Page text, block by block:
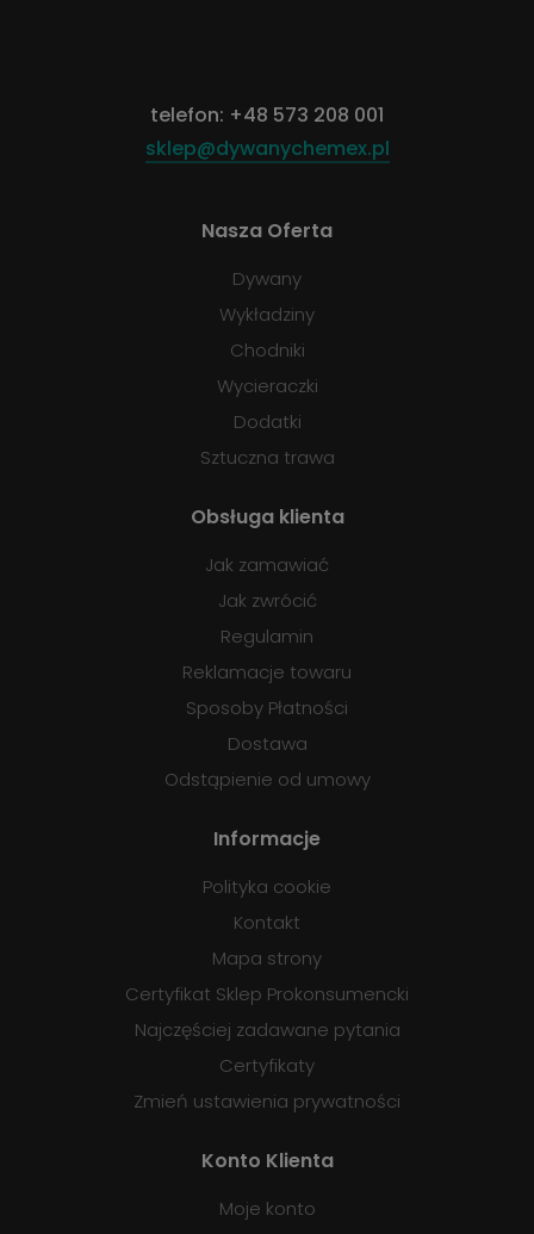
telefon: +48 573 208 001
sklep@dywanychemex.pl
Nasza Oferta
Dywany
Wykładziny
Chodniki
Wycieraczki
Dodatki
Sztuczna trawa
Obsługa klienta
Jak zamawiać
Jak zwrócić
Regulamin
Reklamacje towaru
Sposoby Płatności
Dostawa
Odstąpienie od umowy
Informacje
Polityka cookie
Kontakt
Mapa strony
Certyfikat Sklep Prokonsumencki
Najczęściej zadawane pytania
Certyfikaty
Zmień ustawienia prywatności
Konto Klienta
Moje konto